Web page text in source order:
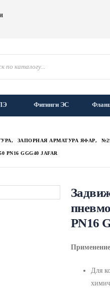
Фитинги ЭС
, ЗАПОРНАЯ АРМАТУРА ЯФАР,
GGG40 JAFAR
PN16
Для